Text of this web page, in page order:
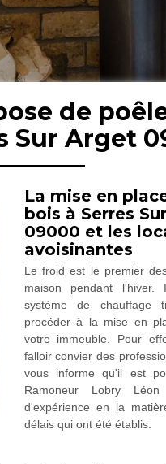
de
Sur Arget
La mise en
bois à Serres
09000 et les
avoisinantes
Le froid est le premier
maison pendant
système de chauffage
procéder à la mise en
votre immeuble. Pour
falloir convier des
vous informe qu'il est
Ramoneur Lobry
d'expérience en la
délais qui ont été établis.